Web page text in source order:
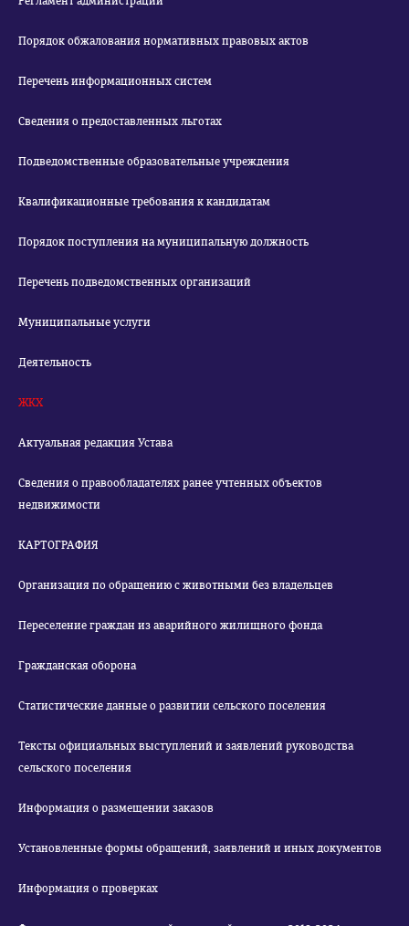
Порядок обжалования нормативных правовых актов
Перечень информационных систем
Сведения о предоставленных льготах
Подведомственные образовательные учреждения
Квалификационные требования к кандидатам
Порядок поступления на муниципальную должность
Перечень подведомственных организаций
Муниципальные услуги
Деятельность
ЖКХ
Актуальная редакция Устава
Сведения о правообладателях ранее учтенных объектов
недвижимости
КАРТОГРАФИЯ
Организация по обращению с животными без владельцев
Переселение граждан из аварийного жилищного фонда
Гражданская оборона
Статистические данные о развитии сельского поселения
Тексты официальных выступлений и заявлений руководства
сельского поселения
Информация о размещении заказов
Установленные формы обращений, заявлений и иных документов
Информация о проверках